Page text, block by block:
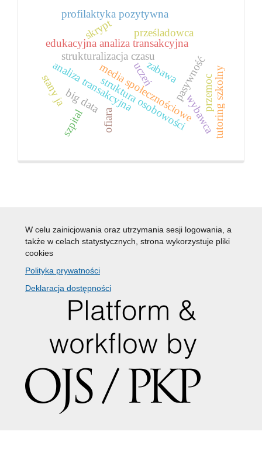
zabawa
strukturalizacja czasu
analiza transakcyjna
big datastruktura osobowości
media społecznościowe
pasywność
edukacyjna analiza transakcyjna
uczeń
ofiara
prześladowca
wybawca
przemoc
stany ja tutoring szkolny
skrypt
profilaktyka pozytywna
szpital
W celu zainicjowania oraz utrzymania sesji logowania, a
także w celach statystycznych, strona wykorzystuje pliki
cookies
Polityka prywatności
Deklaracja dostępności